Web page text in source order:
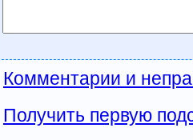
Комментарии и
Получить первую